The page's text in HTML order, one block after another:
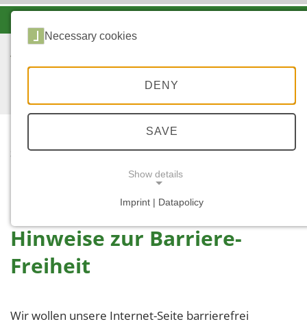
START
Hinweise zur Barriere-
Freiheit
Wir wollen unsere Internet-Seite barrierefrei
Necessary cookies
DENY
SAVE
Show details
Imprint | Datapolicy